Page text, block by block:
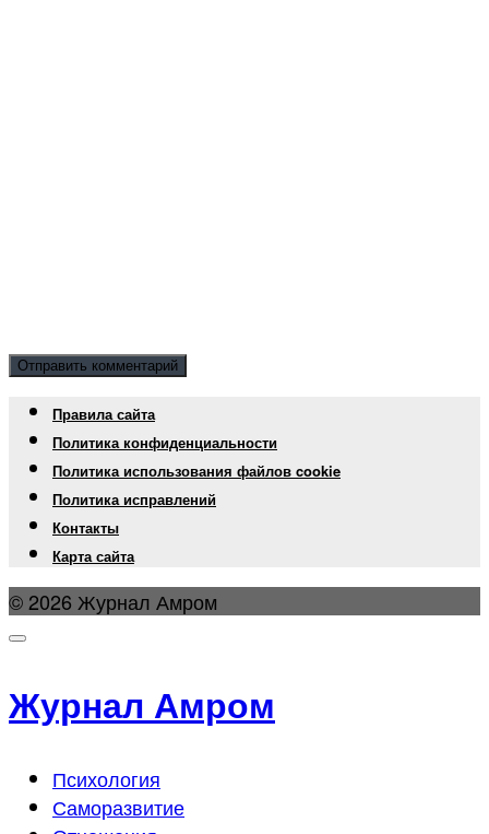
Правила сайта
Политика конфиденциальности
Политика использования файлов cookie
Политика исправлений
Контакты
Карта сайта
© 2026 Журнал Амром
Журнал Амром
Психология
Саморазвитие